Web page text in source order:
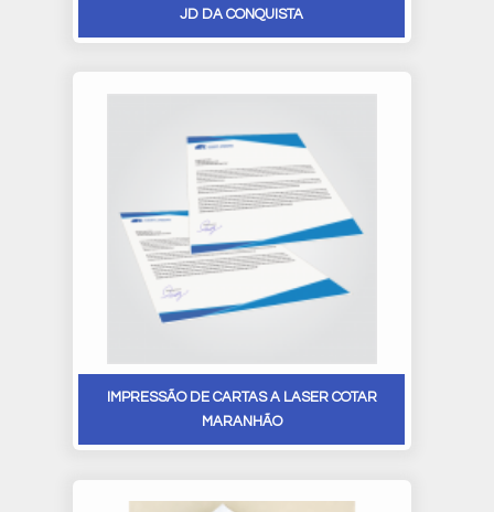
JD DA CONQUISTA
IMPRESSÃO DE CARTAS A LASER COTAR
MARANHÃO